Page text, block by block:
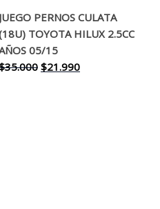
actual
es:
$17.990.
JUEGO PERNOS CULATA
TOYOTA HILUX 2.5CC
05/15
35.000 El
$21.990El